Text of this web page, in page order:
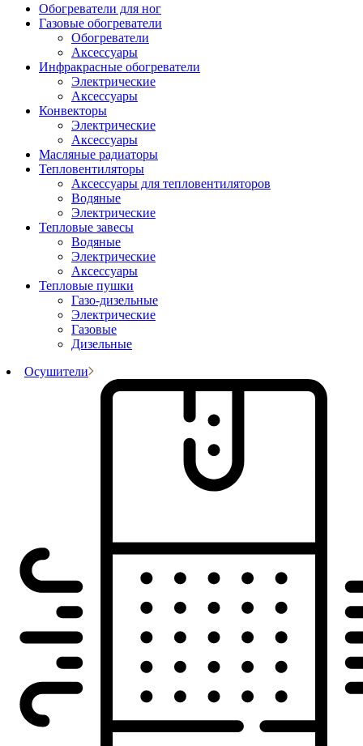
Обогреватели для ног
Газовые обогреватели
Обогреватели
Аксессуары
Инфракрасные обогреватели
Электрические
Аксессуары
Конвекторы
Электрические
Аксессуары
Масляные радиаторы
Тепловентиляторы
Аксессуары для тепловентиляторов
Водяные
Электрические
Тепловые завесы
Водяные
Электрические
Аксессуары
Тепловые пушки
Газо-дизельные
Электрические
Газовые
Дизельные
Осушители